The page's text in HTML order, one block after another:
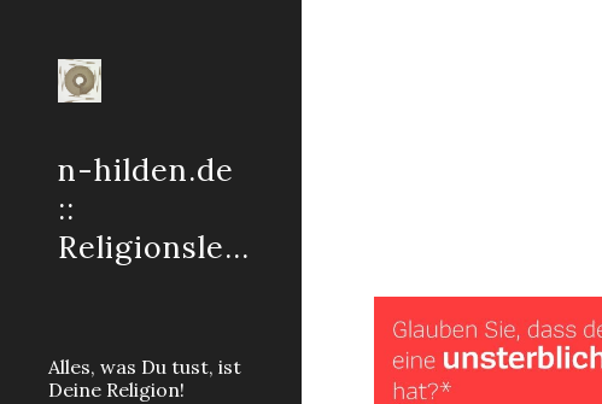
n-hilden.de
::
Religionslehre
Alles, was Du tust, ist
Deine Religion!